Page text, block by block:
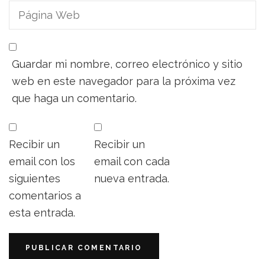
Guardar mi nombre, correo electrónico y sitio
web en este navegador para la próxima vez
que haga un comentario.
Recibir un
email con los
siguientes
comentarios a
esta entrada.
Recibir un
email con cada
nueva entrada.